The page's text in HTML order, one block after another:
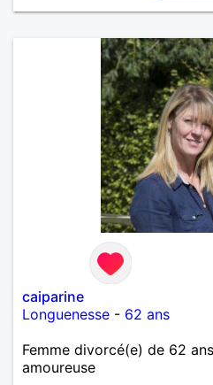
caiparine
Longuenesse - 62 ans
Femme divorcé(e) de 62
amoureuse